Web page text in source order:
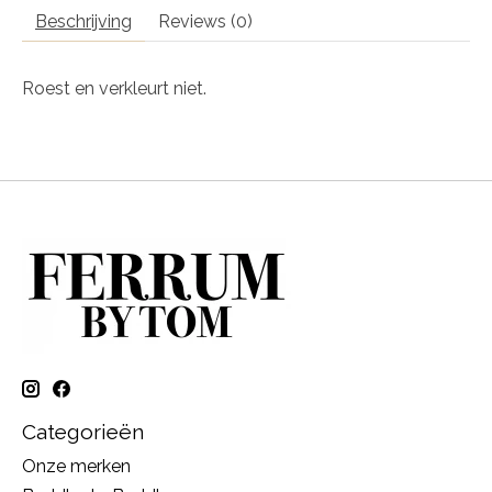
Beschrijving Reviews (0)
Roest en verkleurt niet.
Categorieën
Onze merken